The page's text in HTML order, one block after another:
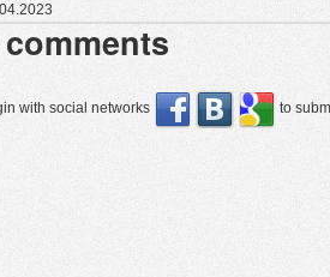
comments
with social networks to